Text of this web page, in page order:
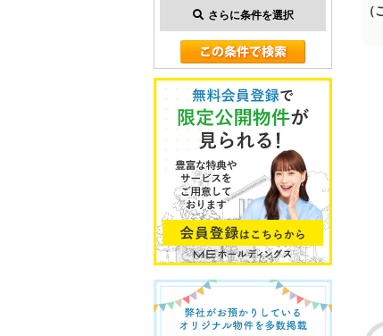
（
さらに条件を選択